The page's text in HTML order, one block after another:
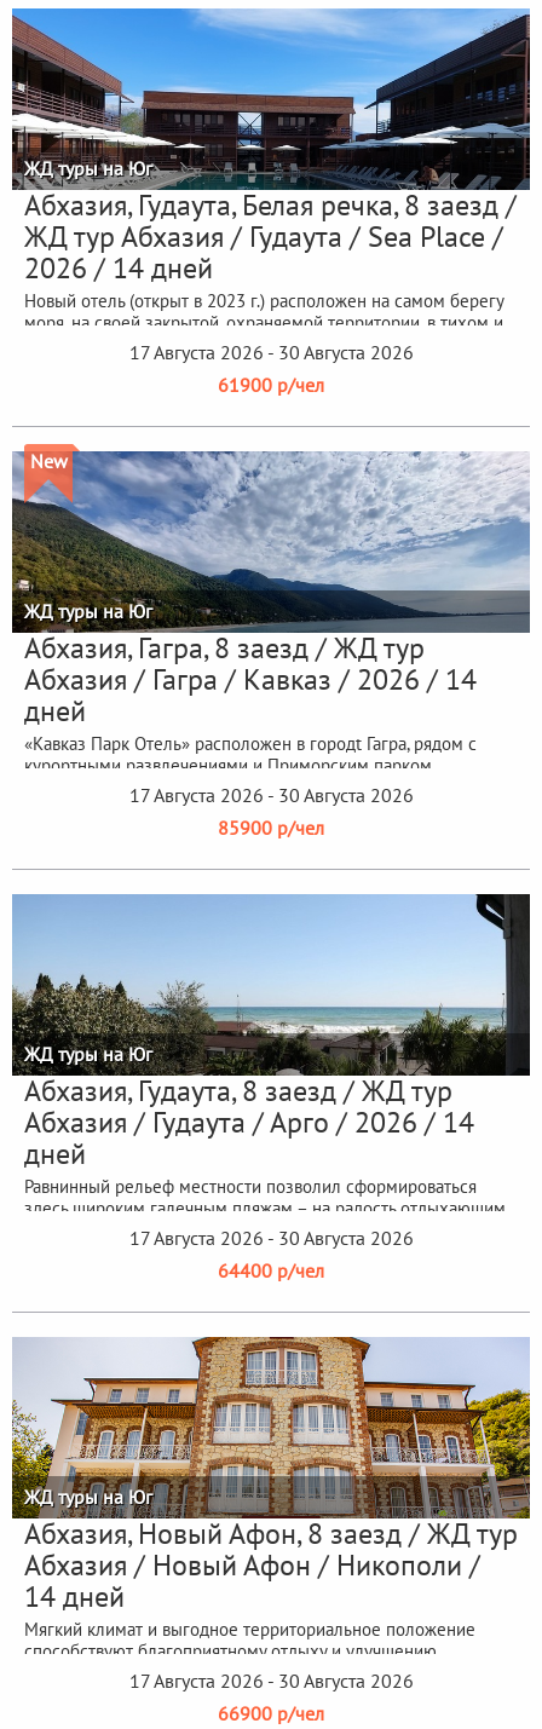
ЖД туры на Юг
Абхазия, Гудаута, Белая речка, 8 заезд /
ЖД тур Абхазия / Гудаута / Sea Place /
2026 / 14 дней
Новый отель (открыт в 2023 г.) расположен на самом берегу
моря, на своей закрытой, охраняемой территории, в тихом и...
17 Августа 2026 - 30 Августа 2026
61900 р/чел
New
ЖД туры на Юг
Абхазия, Гагра, 8 заезд / ЖД тур
Абхазия / Гагра / Кавказ / 2026 / 14
дней
«Кавказ Парк Отель» расположен в городt Гагра, рядом с
курортными развлечениями и Приморским парком
17 Августа 2026 - 30 Августа 2026
85900 р/чел
ЖД туры на Юг
Абхазия, Гудаута, 8 заезд / ЖД тур
Абхазия / Гудаута / Арго / 2026 / 14
дней
Равнинный рельеф местности позволил сформироваться
здесь широким галечным пляжам – на радость отдыхающим.
17 Августа 2026 - 30 Августа 2026
64400 р/чел
ЖД туры на Юг
Абхазия, Новый Афон, 8 заезд / ЖД тур
Абхазия / Новый Афон / Никополи /
14 дней
Мягкий климат и выгодное территориальное положение
способствуют благоприятному отдыху и улучшению
состояния здоровья.17 Августа 2026 - 30 Августа 2026
66900 р/чел